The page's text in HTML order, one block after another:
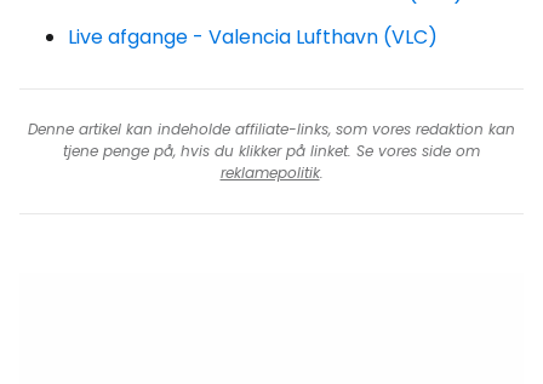
Live afgange - Valencia Lufthavn (VLC)
Denne artikel kan indeholde affiliate-links, som vores redaktion kan
tjene penge på, hvis du klikker på linket. Se vores side om
reklamepolitik.